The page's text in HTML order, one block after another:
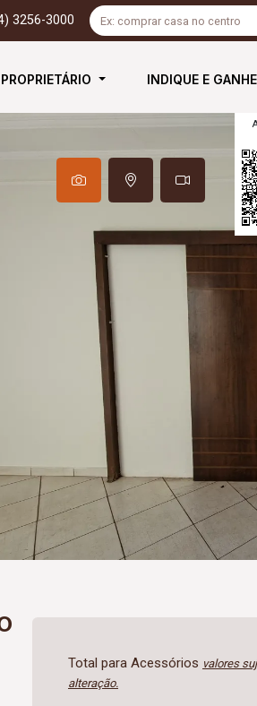
3256-3000
INDIQUE E GANHE
Total para Acessórios valores
alteração.